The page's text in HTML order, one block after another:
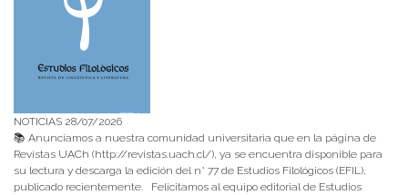
NOTICIAS 28/07/2026
📚 Anunciamos a nuestra comunidad universitaria que en la página de
Revistas UACh (http://revistas.uach.cl/), ya se encuentra disponible para
su lectura y descarga la edición del n° 77 de Estudios Filológicos (EFIL),
publicado recientemente. Felicitamos al equipo editorial de Estudios